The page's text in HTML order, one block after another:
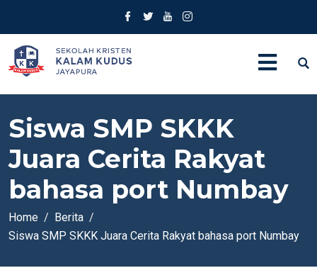
Siswa SMP SKKK
Juara Cerita Rakyat
bahasa port Numbay
Home
Berita
Siswa SMP SKKK Juara Cerita Rakyat bahasa port Numbay